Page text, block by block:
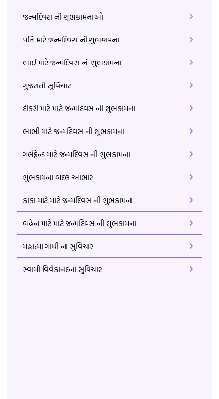
જન્મદિવસ ની શુભકામનાઓ
પતિ માટે જન્મદિવસ ની શુભકામના
ભાઈ માટે જન્મદિવસ ની શુભકામના
ગુજરાતી સુવિચાર
દીકરી માટે માટે જન્મદિવસ ની શુભકામના
ભાભી માટે જન્મદિવસ ની શુભકામના
ગર્લફ્રેન્ડ માટે જન્મદિવસ ની શુભકામના
શુભકામના બદલ આભાર
કાકા માટે માટે જન્મદિવસ ની શુભકામના
બહેન માટે માટે જન્મદિવસ ની શુભકામના
મહાત્મા ગાંધી ના સુવિચાર
સ્વામી વિવેકાનંદના સુવિચાર